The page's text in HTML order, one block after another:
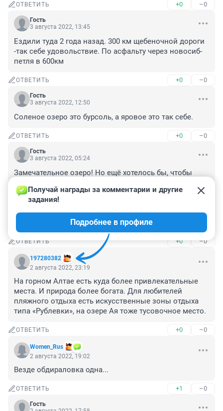
ОТВЕТИТЬ +0 –0
Гость
3 августа 2022, 13:45
Ездили туда 2 года назад. 300 км щебеночной дороги
-так себе удовольствие. По асфальту через новосиб-
петля в 600км
ОТВЕТИТЬ +0 –0
Гость
3 августа 2022, 12:50
Соленое озеро это бурсоль, а яровое это так себе.
ОТВЕТИТЬ +0 –0
Гость
3 августа 2022, 05:24
Замечательное озеро! Но ещё хотелось бы, чтобы
который вовремя не убирают при таком большом
количестве отдыхающих. Много лет ездим на озеро, а
изменений в городе
незаметно. Это печально.
ОТВЕТИТЬ +0 –0
197280382
Получай награды за комментарии и другие
задания!
Подробнее в профиле
2 августа 2022, 23:19
На горном Алтае есть куда более привлекательные
места. И природа более богата. Для любителей
пляжного отдыха есть искусственные зоны отдыха
типа «Рублевки», на озере Ая тоже тусовочное место.
ОТВЕТИТЬ +0 –0
Women_Rus
2 августа 2022, 19:02
Везде обдираловка одна...
ОТВЕТИТЬ +1 –0
Гость